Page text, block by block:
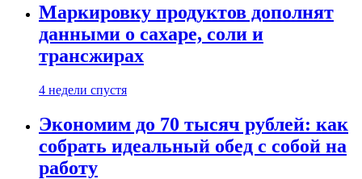
Маркировку продуктов дополнят
данными о сахаре, соли и
трансжирах
4 недели спустя
Экономим до 70 тысяч рублей: как
собрать идеальный обед с собой на
работу